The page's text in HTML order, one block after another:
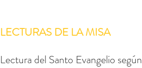
LECTURAS DE LA MISA
Lectura del Santo Evangelio según